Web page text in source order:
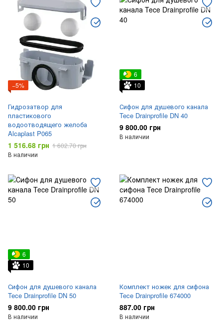
−5%
Гидрозатвор для
пластикового
водоотводящего желоба
Alcaplast P065
1 516.68 грн 1 602.70 грн
В наличии
6
10
Сифон для душевого канала
Tece Drainprofile DN 40
9 800.00 грн
В наличии
6
10
Сифон для душевого канала
Tece Drainprofile DN 50
9 800.00 грн
В наличии
Комплект ножек для сифона
Tece Drainprofile 674000
887.00 грн
В наличии